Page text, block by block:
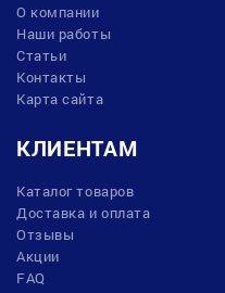
О компании
Наши работы
Статьи
Контакты
Карта сайта
КЛИЕНТАМ
Каталог товаров
Доставка и оплата
Отзывы
Акции
FAQ